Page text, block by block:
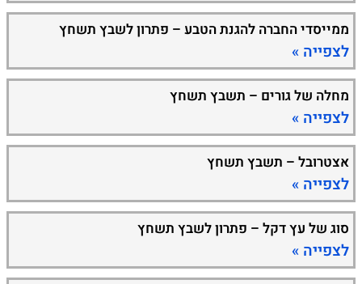
ממייסדי החברה להגנת הטבע – פתרון לשבץ תשחץ
לצפייה »
מחלה של גורים – תשבץ תשחץ
לצפייה »
אצטרובל – תשבץ תשחץ
לצפייה »
סוג של עץ דקל – פתרון לשבץ תשחץ
לצפייה »